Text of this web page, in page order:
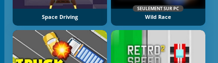
Space Driving
SEULEMENT SUR PC
Wild Race